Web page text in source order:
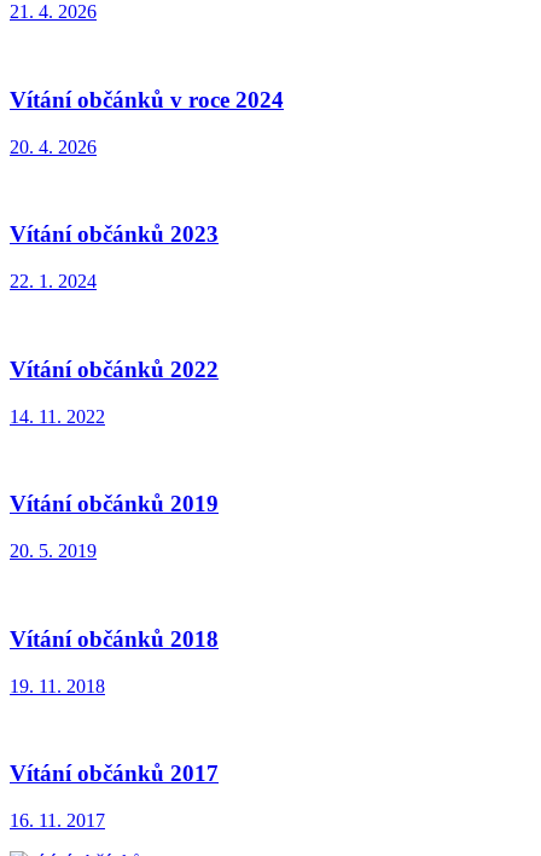
21. 4. 2026
Vítání občánků v roce 2024
20. 4. 2026
Vítání občánků 2023
22. 1. 2024
Vítání občánků 2022
14. 11. 2022
Vítání občánků 2019
20. 5. 2019
Vítání občánků 2018
19. 11. 2018
Vítání občánků 2017
16. 11. 2017